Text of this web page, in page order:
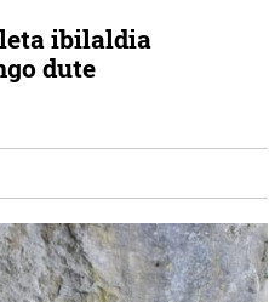
ibilaldia
dute